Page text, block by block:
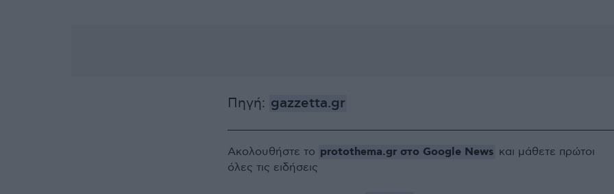
Πηγή: gazzetta.gr
Ακολουθήστε το protothema.gr στο Google News και μάθετε πρώτοι
όλες τις ειδήσεις